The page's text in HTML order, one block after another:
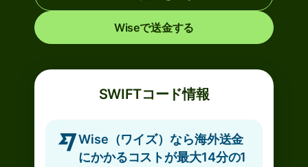
Wiseで送金する
SWIFTコード情報
Wise（ワイズ）なら海外送金
にかかるコストが最大14分の1